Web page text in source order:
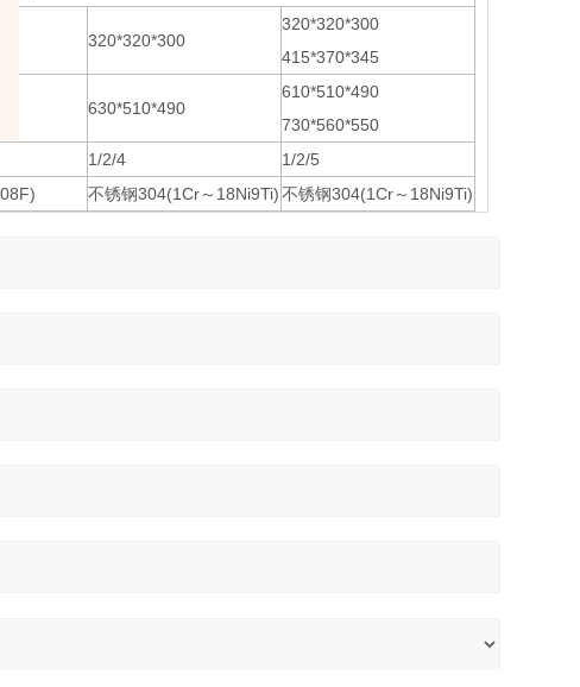
320*320*300
320*320*300
415*370*345
630*510*490
610*510*490
730*560*550
1/2/4
1/2/5
不锈钢304(1Cr～18Ni9Ti) 不锈钢304(1Cr～18Ni9Ti)